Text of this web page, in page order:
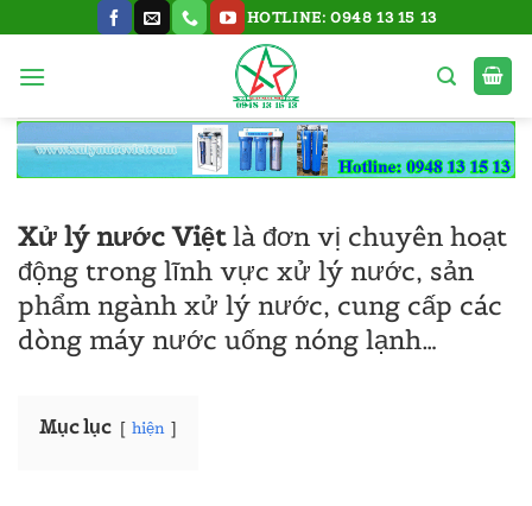
nội
HOTLINE: 0948 13 15 13
Xử lý nước Việtlà đơn vị chuyên hoạt
động trong lĩnh vực xử lý nước, sản
phẩm ngành xử lý nước, cung cấp các
dòng máy nước uống nóng lạnh…
Mục lục hiện